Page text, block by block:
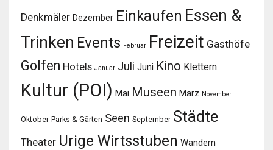
Denkmäler Dezember Einkaufen Essen &
Trinken Events Februar Freizeit Gasthöfe
Golfen Hotels Januar Juli Juni Kino Klettern
Kultur (POI) Mai Museen März November
Oktober Parks & Gärten Seen September Städte
Theater Urige Wirtsstuben Wandern